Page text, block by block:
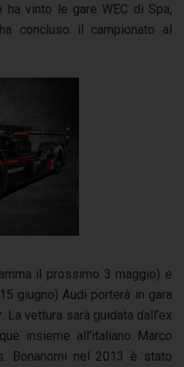
vinto le gare WEC di Spa,
concluso il campionato al
il prossimo 3 maggio) e
giugno) Audi porterà in gara
vettura sarà guidata dall’ex
insieme all’italiano Marco
Bonanomi nel 2013 è stato